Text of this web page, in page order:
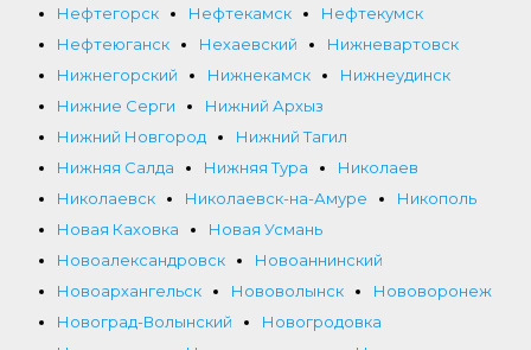
Нефтегорск
Нефтекамск
Нефтекумск
Нефтеюганск
Нехаевский
Нижневартовск
Нижнегорский
Нижнекамск
Нижнеудинск
Нижние Серги
Нижний Архыз
Нижний Новгород
Нижний Тагил
Нижняя Салда
Нижняя Тура
Николаев
Николаевск
Николаевск-на-Амуре
Никополь
Новая Каховка
Новая Усмань
Новоалександровск
Новоаннинский
Новоархангельск
Нововолынск
Нововоронеж
Новоград-Волынский
Новогродовка